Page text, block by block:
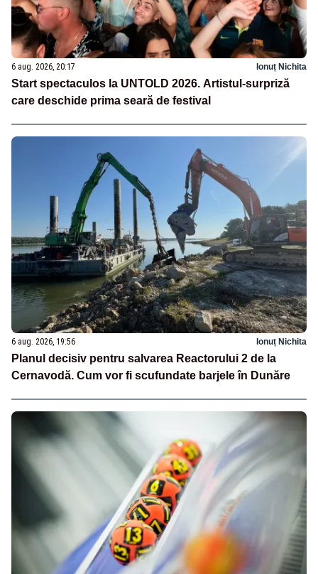
6 aug. 2026, 20:17 Ionuț Nichita
Start spectaculos la UNTOLD 2026. Artistul-surpriză
care deschide prima seară de festival
6 aug. 2026, 19:56 Ionuț Nichita
Planul decisiv pentru salvarea Reactorului 2 de la
Cernavodă. Cum vor fi scufundate barjele în Dunăre